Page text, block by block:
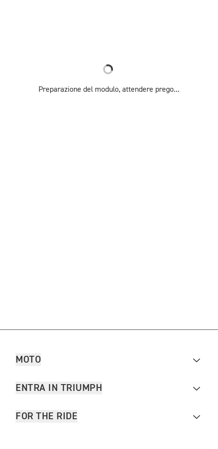
Preparazione del modulo, attendere prego...
MOTO
ENTRA IN TRIUMPH
FOR THE RIDE